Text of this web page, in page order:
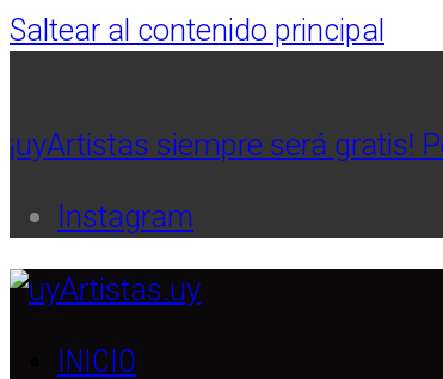
Saltear al contenido principal
¡uyArtistas siempre será gratis!
Instagram
INICIO